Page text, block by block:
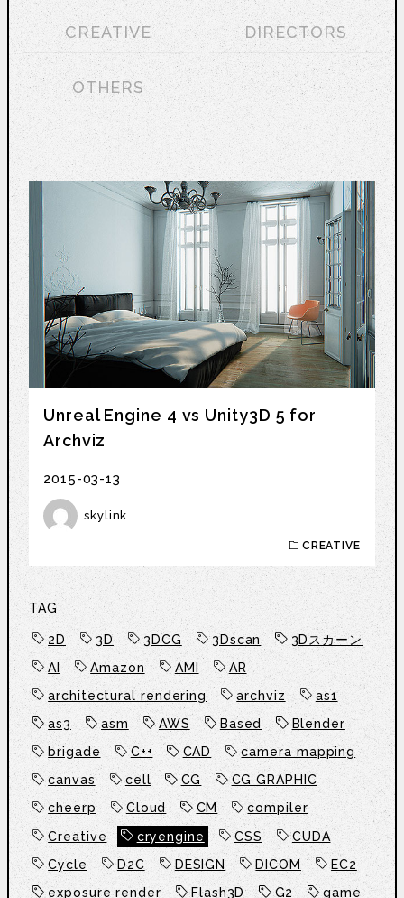
CREATIVE DIRECTORS
OTHERS
Unreal Engine 4 vs Unity3D 5 for
Archviz
2015-03-13
skylink
CREATIVE
TAG
2D 3D 3DCG 3Dscan
3Dスカーン
AI
Amazon AMI
AR
architectural rendering
archviz
as1
as3
asm AWS Based
Blender
brigade
C++ CAD
camera mapping
canvas
cell CG
CG GRAPHIC
cheerp
Cloud CM
compiler
Creative
cryengine CSS
CUDA
Cycle
D2C DESIGN DICOM
EC2
exposure render
Flash3D G2 game